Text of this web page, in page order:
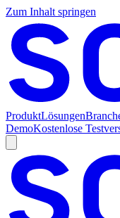
Zum Inhalt springen
ProduktLösungen
DemoKostenlose